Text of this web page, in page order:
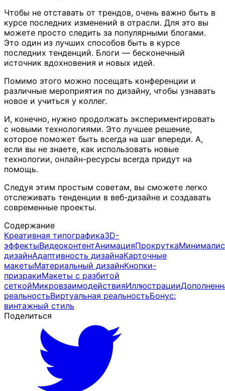
Чтобы не отставать от трендов, очень важно быть в
курсе последних изменений в отрасли. Для это вы
можете просто следить за популярными блогами.
Это один из лучших способов быть в курсе
последних тенденций. Блоги — бесконечный
источник вдохновения и новых идей.
Помимо этого можно посещать конференции и
различные мероприятия по дизайну, чтобы узнавать
новое и учиться у коллег.
И, конечно, нужно продолжать экспериментировать
с новыми технологиями. Это лучшее решение,
которое поможет быть всегда на шаг впереди. А,
если вы не знаете, как использовать новые
технологии, онлайн-ресурсы всегда придут на
помощь.
Следуя этим простым советам, вы сможете легко
отслеживать тенденции в веб-дизайне и создавать
современные проекты.
Содержание
Креативная типографика3D-
эффектыВидеоконтентАнимацияПрокрутка
дизайнАдаптивность дизайнаКарточные
макетыМатериальный дизайнКнопки-
призракиМакеты с разбитой
сеткойМикровзаимодействияИллюстрации
реальностьВиртуальная реальностьБонус:
винтажный стиль
Поделиться